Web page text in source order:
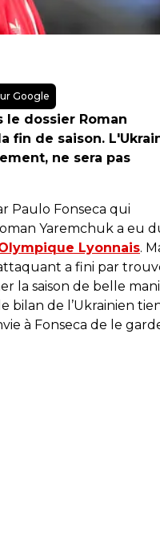
Google
le dossier Roman
fin de saison.
ne sera pas
Paulo Fonseca qui
Yaremchuk a eu
Lyonnais.
a fini par
la saison de belle
bilan de l’Ukrainien
à Fonseca de le